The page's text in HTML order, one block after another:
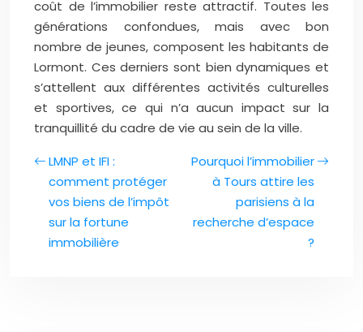
coût de l’immobilier reste attractif. Toutes les
générations confondues, mais avec bon
nombre de jeunes, composent les habitants de
Lormont. Ces derniers sont bien dynamiques et
s’attellent aux différentes activités culturelles
et sportives, ce qui n’a aucun impact sur la
tranquillité du cadre de vie au sein de la ville.
LMNP et IFI :
comment protéger
vos biens de l’impôt
sur la fortune
immobilière
Pourquoi l’immobilier
à Tours attire les
parisiens à la
recherche d’espace
?